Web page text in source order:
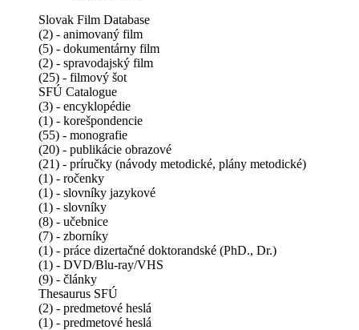
Slovak Film Database
(2) - animovaný film
(5) - dokumentárny film
(2) - spravodajský film
(25) - filmový šot
SFÚ Catalogue
(3) - encyklopédie
(1) - korešpondencie
(55) - monografie
(20) - publikácie obrazové
(21) - príručky (návody metodické, plány metodické)
(1) - ročenky
(1) - slovníky jazykové
(1) - slovníky
(8) - učebnice
(7) - zborníky
(1) - práce dizertačné doktorandské (PhD., Dr.)
(1) - DVD/Blu-ray/VHS
(9) - články
Thesaurus SFÚ
(2) - predmetové heslá
(1) - predmetové heslá